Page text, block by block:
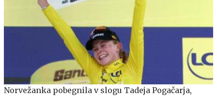
Norvežanka pobegnila v slogu Tadeja Pogačarja,